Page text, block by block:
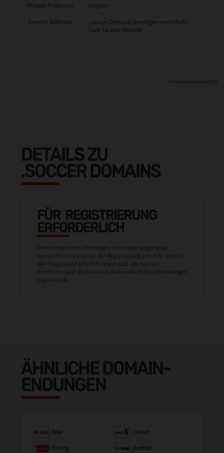
Privacy Protection
möglich
Transfer Authcode
.soccer-Domains benötigen einen Auth-
Code für den Transfer.
Preise sind exklusive USt.
DETAILS ZU
.SOCCER DOMAINS
FÜR REGISTRIERUNG
ERFORDERLICH
Premiumdomains (besonders kurze oder allgemeine
Domainnamen) sind bei der Registrierung und evtl. auch in
den Folgejahren erheblich teurer (z.B. abc.soccer).
Ansonsten sind die Domains ohne weitere Einschränkungen
registrierbar.
ÄHNLICHE DOMAIN-
ENDUNGEN
.bike
.cricket
.fishing
.football